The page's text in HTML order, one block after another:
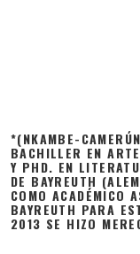
*(NKAMBE-
BACHILLER EN
Y PHD. EN
DE BAYREUTH
COMO ACADÉMICO
BAYREUTH PARA
2013 SE HIZO